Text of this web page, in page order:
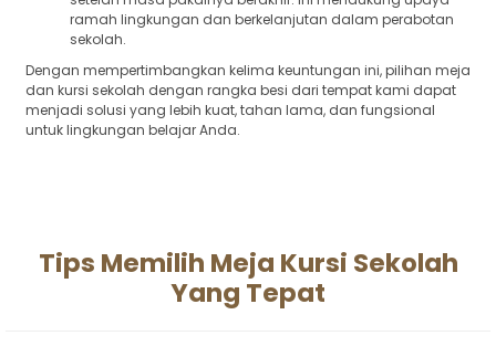
ramah lingkungan dan berkelanjutan dalam perabotan
sekolah.
Dengan mempertimbangkan kelima keuntungan ini, pilihan meja
dan kursi sekolah dengan rangka besi dari tempat kami dapat
menjadi solusi yang lebih kuat, tahan lama, dan fungsional
untuk lingkungan belajar Anda.
Tips Memilih Meja Kursi Sekolah
Yang Tepat